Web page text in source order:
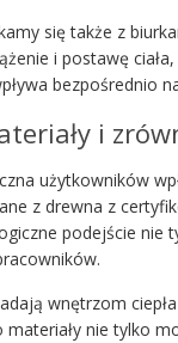
się także z
i postawę
bezpośrednio
i
użytkowników
z drewna z
podejście nie
wnętrzom
materiały nie tylko